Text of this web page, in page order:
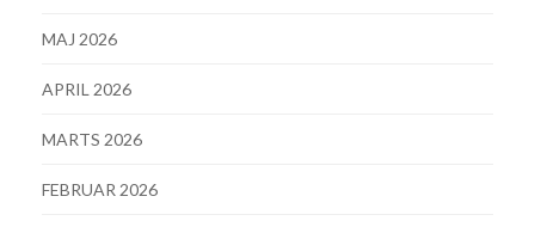
MAJ 2026
APRIL 2026
MARTS 2026
FEBRUAR 2026